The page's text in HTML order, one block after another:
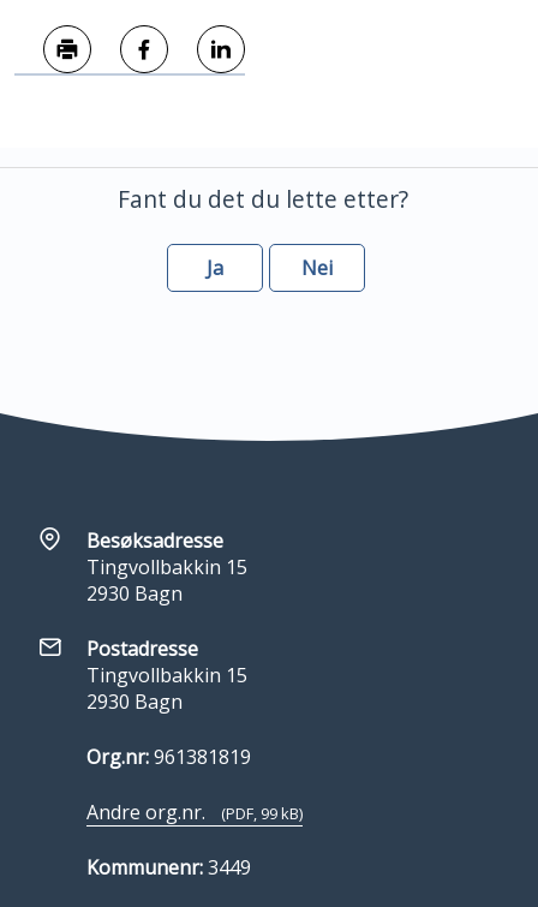
Fant du det du lette etter?
Ja Nei
Besøksadresse
Tingvollbakkin 15
2930 Bagn
Postadresse
Tingvollbakkin 15
2930 Bagn
Org.nr:961381819
Andre org.nr. (PDF, 99 kB)
Kommunenr:3449